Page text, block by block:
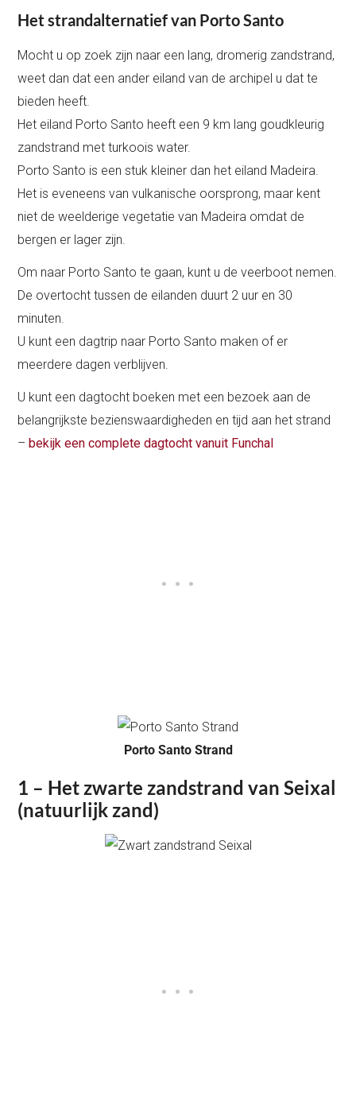
Het strandalternatief van Porto Santo
Mocht u op zoek zijn naar een lang, dromerig zandstrand,
weet dan dat een ander eiland van de archipel u dat te
bieden heeft.
Het eiland Porto Santo heeft een 9 km lang goudkleurig
zandstrand met turkoois water.
Porto Santo is een stuk kleiner dan het eiland Madeira.
Het is eveneens van vulkanische oorsprong, maar kent
niet de weelderige vegetatie van Madeira omdat de
bergen er lager zijn.
Om naar Porto Santo te gaan, kunt u de veerboot nemen.
De overtocht tussen de eilanden duurt 2 uur en 30
minuten.
U kunt een dagtrip naar Porto Santo maken of er
meerdere dagen verblijven.
U kunt een dagtocht boeken met een bezoek aan de
belangrijkste bezienswaardigheden en tijd aan het strand
–bekijk een complete dagtocht vanuit Funchal
Porto Santo Strand
1 – Het zwarte zandstrand van Seixal
(natuurlijk zand)